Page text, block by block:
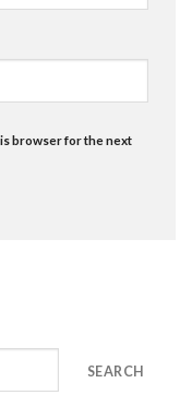
browser for the next
SEARCH